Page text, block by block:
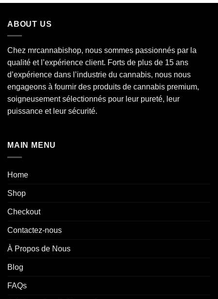
€150.00
ABOUT US
Chez mrcannabishop, nous sommes passionnés par la
qualité et l’expérience client. Forts de plus de 15 ans
d’expérience dans l’industrie du cannabis, nous nous
engageons à fournir des produits de cannabis premium,
soigneusement sélectionnés pour leur pureté, leur
puissance et leur sécurité.
MAIN MENU
Home
Shop
Checkout
Contactez-nous
À Propos de Nous
Blog
FAQs